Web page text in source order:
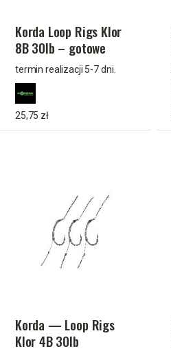
Korda Loop Rigs Klor
8B 30lb – gotowe
odcinki przyponowe do
combi-rig (3 szt.)
termin realizacji 5-7 dni.
25,75 zł
Korda — Loop Rigs
Klor 4B 30lb